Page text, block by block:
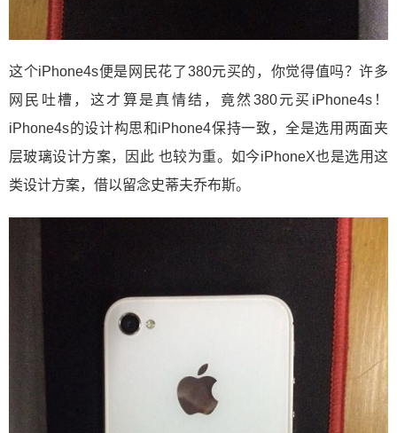
这个iPhone4s便是网民花了380元买的，你觉得值吗？许多
网民吐槽，这才算是真情结，竟然380元买iPhone4s！
iPhone4s的设计构思和iPhone4保持一致，全是选用两面夹
层玻璃设计方案，因此 也较为重。如今iPhoneX也是选用这
类设计方案，借以留念史蒂夫乔布斯。